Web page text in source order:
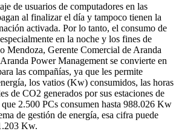
de usuarios de computadores en las
al finalizar el día y tampoco tienen la
activada. Por lo tanto, el consumo de
en la noche y los fines de
Mendoza, Gerente Comercial de Aranda
Power Management se convierte en
las compañías, ya que les permite
los vatios (Kw) consumidos, las horas
de CO2 generados por sus estaciones de
2.500 PCs consumen hasta 988.026 Kw
de gestión de energía, esa cifra puede
Kw.